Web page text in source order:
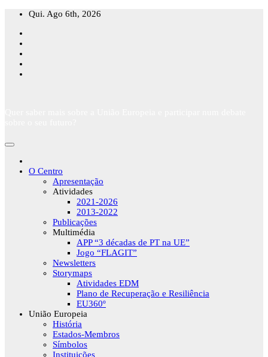
Skip
content
Qui. Ago 6th, 2026
O Centro
Apresentação
Atividades
2021-2026
2013-2022
Publicações
Multimédia
APP “3 décadas de PT na UE”
Jogo “FLAGIT”
Newsletters
Storymaps
Atividades EDM
Plano de Recuperação e Resiliência
EU360º
União Europeia
História
Estados-Membros
Símbolos
Instituições